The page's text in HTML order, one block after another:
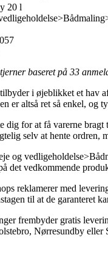
20 l
baseret på 33
i øjeblikket et hav
er altså ret så enkel, og
dig for at få varerne
selv at hente ordren,
og
det vedkommende
reklamerer med
til at de garanteret
frembyder gratis
Nørresundby eller